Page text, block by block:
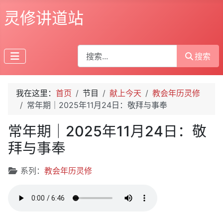
灵修讲道站
搜索
搜索
我在这里： 首页 节目 献上今天
教会年历灵修
常年期｜2025年11月24日：敬拜与事奉
常年期｜2025年11月24日：敬
拜与事奉
文章信息
系列： 教会年历灵修